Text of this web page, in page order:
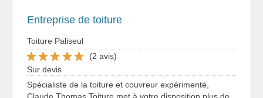
Entreprise de toiture
Toiture Paliseul
(2 avis)
Sur devis
Spécialiste de la toiture et couvreur expérimenté,
Claude Thomas Toiture met à votre disposition plus de